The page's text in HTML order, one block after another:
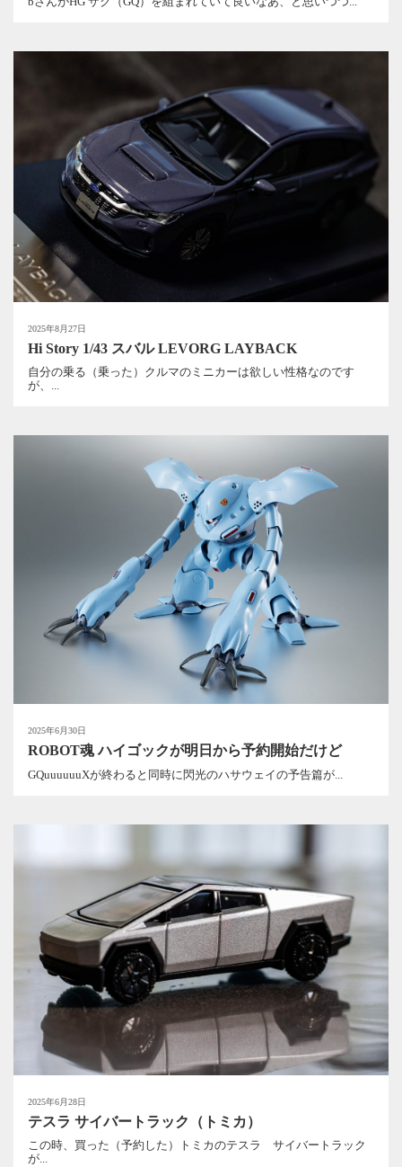
2025年8月27日
Hi Story 1/43 スバル LEVORG LAYBACK
自分の乗る（乗った）クルマのミニカーは欲しい性格なのです
が、...
2025年6月30日
ROBOT魂 ハイゴックが明日から予約開始だけど
GQuuuuuuXが終わると同時に閃光のハサウェイの予告篇が...
2025年6月28日
テスラ サイバートラック（トミカ）
この時、買った（予約した）トミカのテスラ サイバートラック
が...